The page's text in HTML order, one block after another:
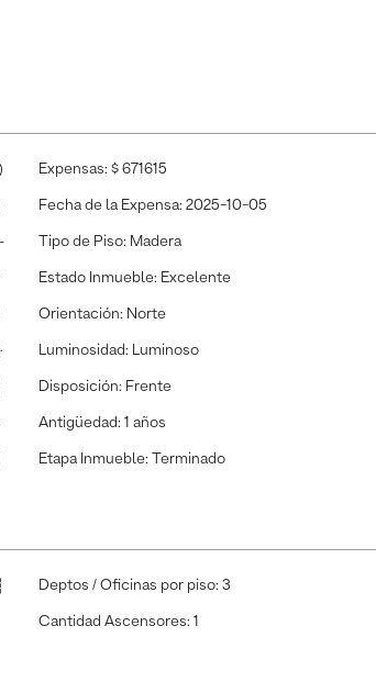
Expensas: $ 671615
Fecha de la Expensa: 2025-10-05
Tipo de Piso: Madera
Estado Inmueble: Excelente
Orientación: Norte
Luminosidad: Luminoso
Disposición: Frente
Antigüedad: 1 años
Etapa Inmueble: Terminado
Deptos / Oficinas por piso: 3
Cantidad Ascensores: 1